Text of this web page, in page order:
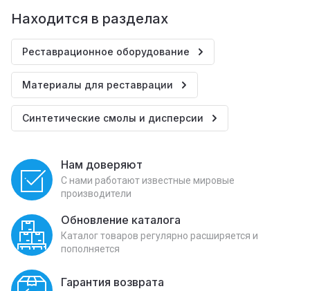
Находится в разделах
Реставрационное оборудование
Материалы для реставрации
Синтетические смолы и дисперсии
Нам доверяют
С нами работают известные мировые
производители
Обновление каталога
Каталог товаров регулярно расширяется и
пополняется
Гарантия возврата